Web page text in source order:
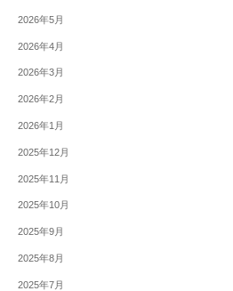
2026年5月
2026年4月
2026年3月
2026年2月
2026年1月
2025年12月
2025年11月
2025年10月
2025年9月
2025年8月
2025年7月